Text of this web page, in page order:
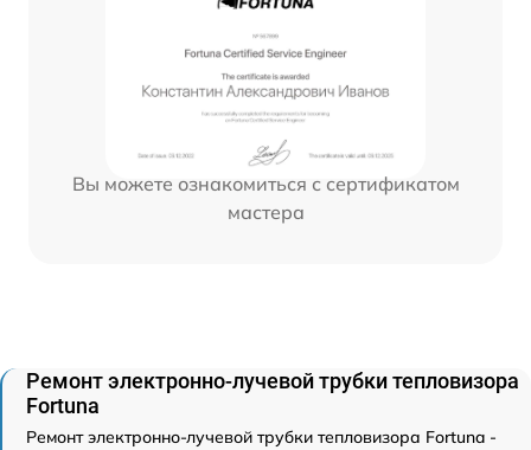
Вы можете ознакомиться с сертификатом
мастера
Ремонт электронно-лучевой трубки тепловизора
Fortuna
Ремонт электронно-лучевой трубки тепловизора Fortuna -